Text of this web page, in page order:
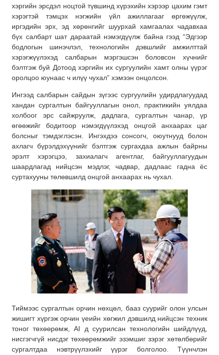
хэргийн эрсдэл ноцтой түвшинд хүрэхийн хэрээр цахим гэмт
хэрэгтэй тэмцэх нэгжийн үйл ажиллагааг өргөжүүлж,
иргэдийн эрх, эд хөрөнгийг шуурхай хамгаалах чадавхаа
бүх салбарт шат дараатай нэмэгдүүлж байна гээд “Эдгээр
бодлогын шинэчлэл, технологийн дэвшлийг амжилттай
хэрэгжүүлэхэд салбарын мэргэшсэн боловсон хүчнийг
бэлтгэж буй Дотоод хэргийн их сургуулийн хамт олны үүрэг
оролцоо юунаас ч илүү чухал” хэмээн онцолсон.
Ингээд салбарын сайдын зүгээс сургуулийн удирдлагуудад
хандан сургалтын байгууллагын онол, практикийн уялдаа
холбоог эрс сайжруулж, дадлага, сургалтын чанар, үр
өгөөжийг бодитоор нэмэгдүүлэхэд онцгой анхаарах цаг
болсныг тэмдэглэсэн. Ингэхдээ сонсогч, оюутнууд болон
ахлагч бүрэлдэхүүнийг бэлтгэж сургахдаа ажлын байрны
эрэлт хэрэгцээ, захиалагч агентлаг, байгууллагуудын
шаардлагад нийцсэн мэдлэг, чадвар, дадлаас гадна ёс
суртахууны төлөвшилд онцгой анхаарах нь чухал.
Тиймээс сургалтын орчин нөхцөл, бааз суурийг олон улсын
жишигт хүргэж орчин үеийн хөгжил дэвшилд нийцсэн техник
тоног төхөөрөмж, AI д суурилсан технологийн шийдлүүд,
нисгэгчгүй нисдэг төхөөрөмжийг эзэмшиг зэрэг хөтөлбөрийг
сургалтдаа нэвтрүүлэхийг үүрэг болголоо. Түүнчлэн